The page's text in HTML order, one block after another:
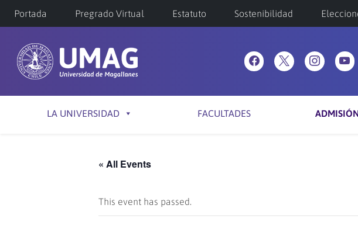
Portada Pregrado Virtual Estatuto Sostenibilidad
LA UNIVERSIDAD FACULTADES
« All Events
This event has passed.